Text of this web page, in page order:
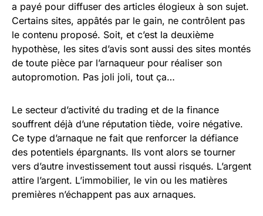
a payé pour diffuser des articles élogieux à son sujet.
Certains sites, appâtés par le gain, ne contrôlent pas
le contenu proposé. Soit, et c’est la deuxième
hypothèse, les sites d’avis sont aussi des sites montés
de toute pièce par l’arnaqueur pour réaliser son
autopromotion. Pas joli joli, tout ça…
Le secteur d’activité du trading et de la finance
souffrent déjà d’une réputation tiède, voire négative.
Ce type d’arnaque ne fait que renforcer la défiance
des potentiels épargnants. Ils vont alors se tourner
vers d’autre investissement tout aussi risqués. L’argent
attire l’argent. L’immobilier, le vin ou les matières
premières n’échappent pas aux arnaques.